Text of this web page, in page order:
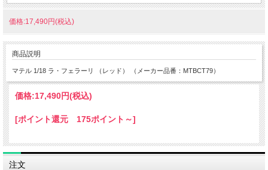
価格:17,490円(税込)
商品説明
マテル 1/18 ラ・フェラーリ （レッド） （メーカー品番：MTBCT79）
価格:17,490円(税込)
[ポイント還元 175ポイント～]
注文